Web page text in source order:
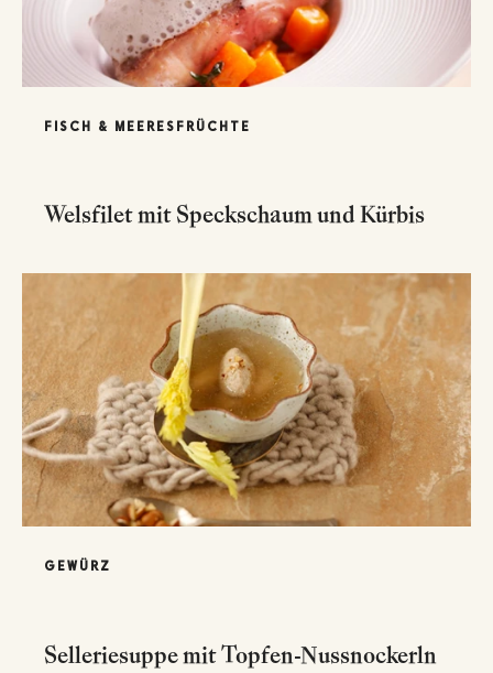
FISCH & MEERESFRÜCHTE
Welsfilet mit Speckschaum und Kürbis
GEWÜRZ
Selleriesuppe mit Topfen-Nussnockerln